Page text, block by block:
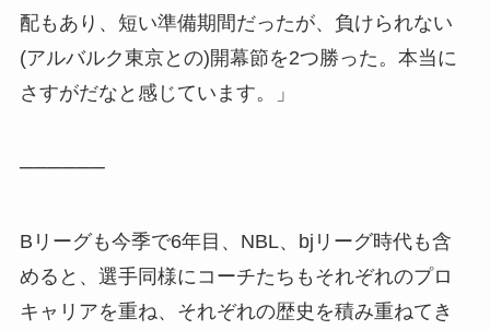
配もあり、短い準備期間だったが、負けられない
(アルバルク東京との)開幕節を2つ勝った。本当に
さすがだなと感じています。」
──────
Bリーグも今季で6年目、NBL、bjリーグ時代も含
めると、選手同様にコーチたちもそれぞれのプロ
キャリアを重ね、それぞれの歴史を積み重ねてき